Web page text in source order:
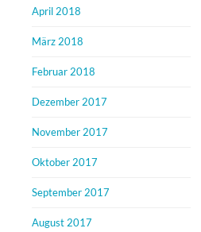
April 2018
März 2018
Februar 2018
Dezember 2017
November 2017
Oktober 2017
September 2017
August 2017